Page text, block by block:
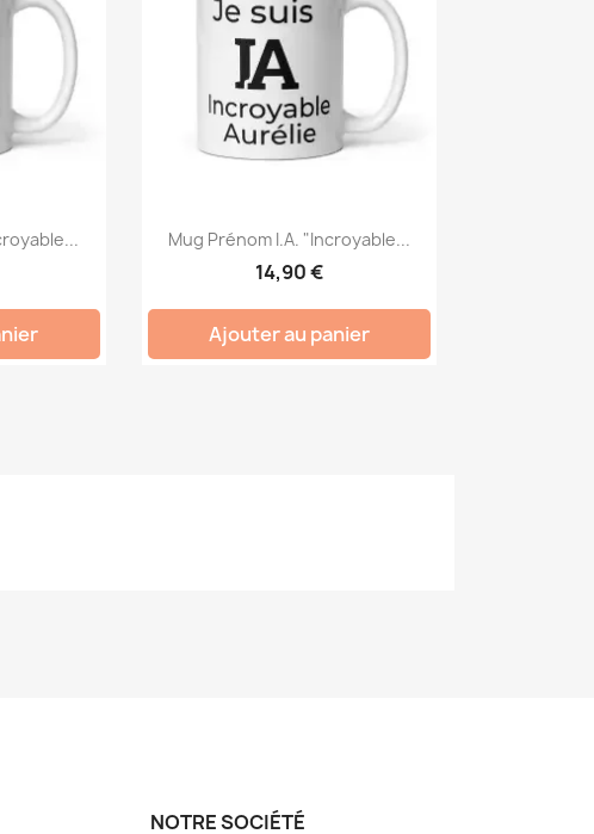
Mug Prénom I.A. "Incroyable...
14,90 €
Ajouter au panier
NOTRE SOCIÉTÉ